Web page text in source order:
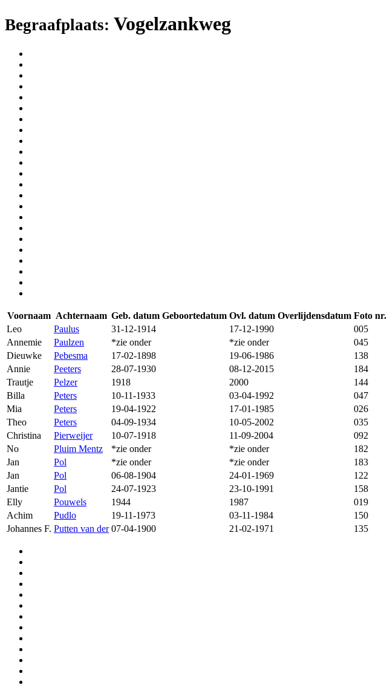
Begraafplaats: Vogelzankweg
Voornaam Achternaam Geb. datum Geboortedatum Ovl. datum Overlijdensdatum Foto nr.
Leo
Paulus 31-12-1914 17-12-1990
005
Annemie
Paulzen *zie onder *zie onder
045
Dieuwke
Pebesma 17-02-1898 19-06-1986
138
Annie
Peeters 28-07-1930 08-12-2015
184
Trautje
Pelzer 1918 2000
144
Billa
Peters 10-11-1933 03-04-1992
047
Mia
Peters 19-04-1922 17-01-1985
026
Theo
Peters 04-09-1934 10-05-2002
035
Christina
Pierweijer 10-07-1918 11-09-2004
092
No
Pluim Mentz *zie onder *zie onder
182
Jan
Pol *zie onder *zie onder
183
Jan
Pol 06-08-1904 24-01-1969
122
Jantie
Pol 24-07-1923 23-10-1991
158
Elly
Pouwels 1944 1987
019
Achim
Pudlo 19-11-1973 03-11-1984
150
Johannes F. Putten van der 07-04-1900 21-02-1971 135